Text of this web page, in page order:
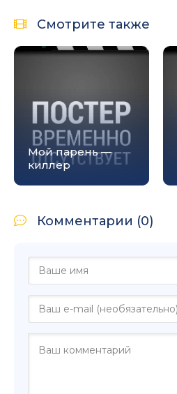
Смотрите также
Мой парень —
киллер
Комментарии (0)